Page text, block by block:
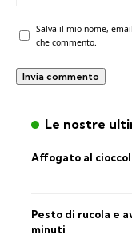
Salva il mio nome,
che commento.
Le nostre
Affogato al
Pesto di rucola e
minuti